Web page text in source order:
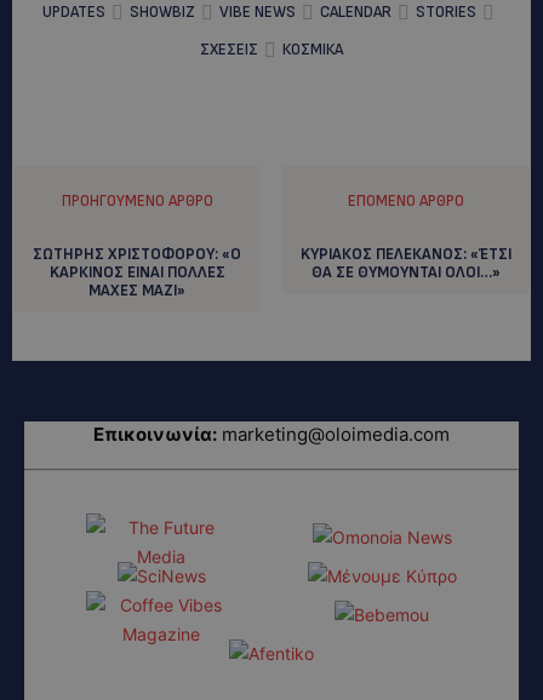
UPDATES SHOWBIZ VIBE NEWS CALENDAR
STORIES
ΣΧΕΣΕΙΣ
ΚΟΣΜΙΚΑ
ΠΡΟΗΓΟΎΜΕΝΟ ΆΡΘΡΟ
ΣΩΤΗΡΗΣ ΧΡΙΣΤΟΦΟΡΟΥ: «Ο
KAΡΚΙΝΟΣ ΕΙΝΑΙ ΠΟΛΛΕΣ
ΜΑΧΕΣ ΜΑΖΙ»
ΕΠΌΜΕΝΟ ΆΡΘΡΟ
KΥΡΙΑΚΟΣ ΠΕΛΕΚΑΝΟΣ: «ΈΤΣΙ
ΘΑ ΣΕ ΘΥΜΟΥΝΤΑΙ ΟΛΟΙ…»
Επικοινωνία: marketing@oloimedia.com